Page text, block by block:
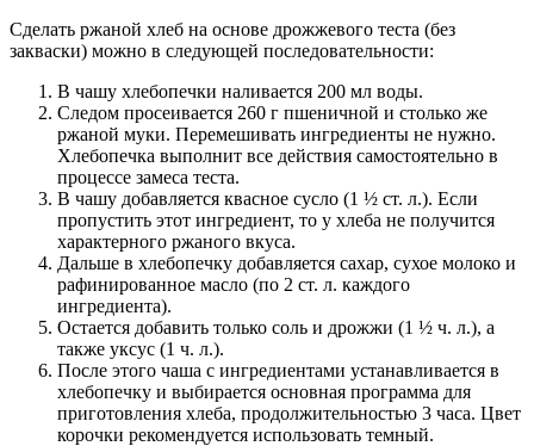
Сделать ржаной хлеб на основе дрожжевого теста (без
закваски) можно в следующей последовательности:
В чашу хлебопечки наливается 200 мл воды.
Следом просеивается 260 г пшеничной и столько же
ржаной муки. Перемешивать ингредиенты не нужно.
Хлебопечка выполнит все действия самостоятельно в
процессе замеса теста.
В чашу добавляется квасное сусло (1 ½ ст. л.). Если
пропустить этот ингредиент, то у хлеба не получится
характерного ржаного вкуса.
Дальше в хлебопечку добавляется сахар, сухое молоко и
рафинированное масло (по 2 ст. л. каждого
ингредиента).
Остается добавить только соль и дрожжи (1 ½ ч. л.), а
также уксус (1 ч. л.).
После этого чаша с ингредиентами устанавливается в
хлебопечку и выбирается основная программа для
приготовления хлеба, продолжительностью 3 часа. Цвет
корочки рекомендуется использовать темный.